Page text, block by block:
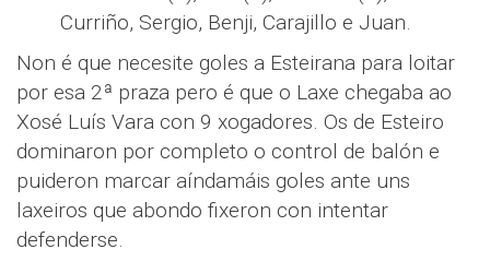
Curriño, Sergio, Benji, Carajillo e Juan.
Non é que necesite goles a Esteirana para loitar
por esa 2ª praza pero é que o Laxe chegaba ao
Xosé Luís Vara con 9 xogadores. Os de Esteiro
dominaron por completo o control de balón e
puideron marcar aíndamáis goles ante uns
laxeiros que abondo fixeron con intentar
defenderse.